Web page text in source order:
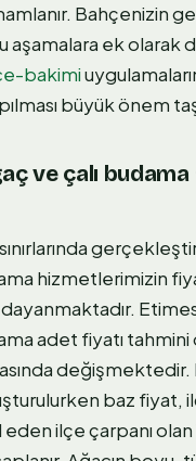
Bahçenizin
aşamalara ek olarak
bakimi
büyük önem
ve çalı budama
hizmetlerimizin
adet fiyatı tahmini
değişmektedir.
baz fiyat,
ilçe çarpanı